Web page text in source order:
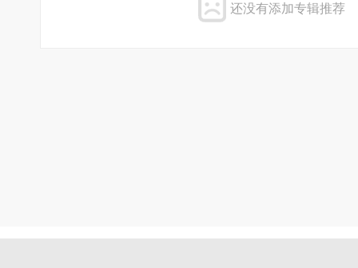
还没有添加专辑推荐